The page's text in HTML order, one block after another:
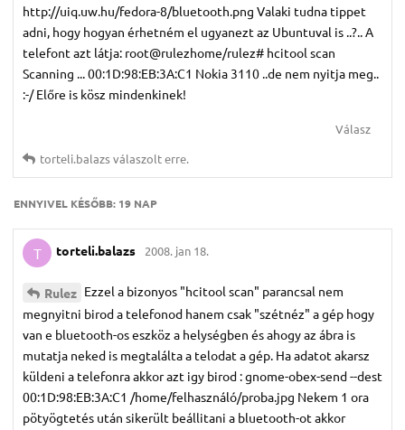
http://uiq.uw.hu/fedora-8/bluetooth.png Valaki tudna tippet
adni, hogy hogyan érhetném el ugyanezt az Ubuntuval is ..?.. A
telefont azt látja: root@rulezhome/rulez# hcitool scan
Scanning ... 00:1D:98:EB:3A:C1 Nokia 3110 ..de nem nyitja meg..
:-/ Előre is kösz mindenkinek!
Válasz
torteli.​balazsválaszolt erre.
ENNYIVEL KÉSŐBB: 19 NAP
T torteli.​balazs 2008. jan 18.
Rulez Ezzel a bizonyos "hcitool scan" parancsal nem
megnyitni birod a telefonod hanem csak "szétnéz" a gép hogy
van e bluetooth-os eszköz a helységben és ahogy az ábra is
mutatja neked is megtalálta a telodat a gép. Ha adatot akarsz
küldeni a telefonra akkor azt igy birod : gnome-obex-send --dest
00:1D:98:EB:3A:C1 /home/felhasználó/proba.jpg Nekem 1 ora
pötyögtetés után sikerült beállitani a bluetooth-ot akkor